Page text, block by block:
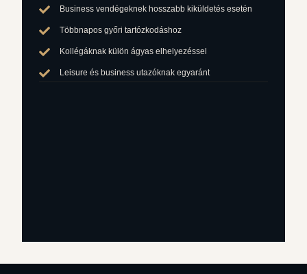
Business vendégeknek hosszabb kiküldetés esetén
Többnapos győri tartózkodáshoz
Kollégáknak külön ágyas elhelyezéssel
Leisure és business utazóknak egyaránt